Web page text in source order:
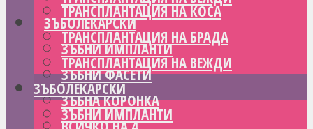
ЗЪБОЛЕКАРСКИ
ЗЪБНИ ИМПЛАНТИ
ЗЪБНИ ФАСЕТИ
ЗЪБНА КОРОНКА
ТРАНСПЛАНТАЦИЯ НА КОСА
ТРАНСПЛАНТАЦИЯ НА БРАДА
ТРАНСПЛАНТАЦИЯ НА ВЕЖДИ
ЗЪБОЛЕКАРСКИ
ЗЪБНИ ИМПЛАНТИ